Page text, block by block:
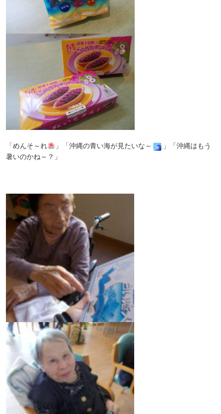
「めんそ～れ 」「沖縄の青い海が見たいな～ 」
「沖縄はもう
暑いのかね～？」